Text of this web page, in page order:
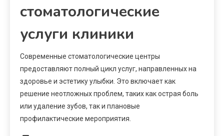
стоматологические
услуги клиники
Современные стоматологические центры
предоставляют полный цикл услуг, направленных на
здоровье и эстетику улыбки. Это включает как
решение неотложных проблем, таких как острая боль
или удаление зубов, так и плановые
профилактические мероприятия.